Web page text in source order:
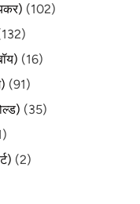
(102)
(16)
(91)
(35)
(2)